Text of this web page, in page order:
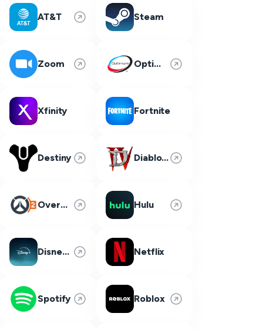
AT&T Steam
Zoom Optimum
Xfinity Fortnite
Destiny Diablo 4
Overwatch 2 Hulu
Disney Plus Netflix
Spotify Roblox